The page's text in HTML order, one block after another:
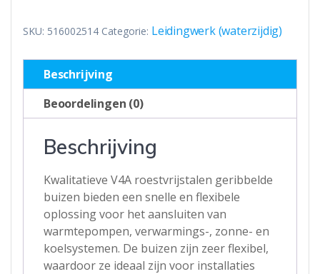
zonder
-
meter
aantal
SKU: 516002514 Categorie: Leidingwerk (waterzijdig)
Beschrijving
Beoordelingen (0)
Beschrijving
Kwalitatieve V4A roestvrijstalen geribbelde
buizen bieden een snelle en flexibele
oplossing voor het aansluiten van
warmtepompen, verwarmings-, zonne- en
koelsystemen. De buizen zijn zeer flexibel,
waardoor ze ideaal zijn voor installaties